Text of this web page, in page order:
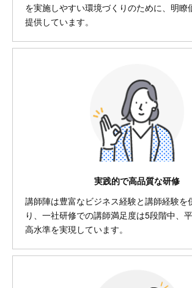
を実施しやすい環境づくりのために、明瞭
提供しています。
実践的で高品質な研修
講師陣は豊富なビジネス経験と講師経験を
り、一社研修での講師満足度は5段階中、
高水準を実現しています。